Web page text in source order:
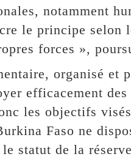
notamment
le principe selon
forces »,
organisé et
efficacement
les objectifs
Faso ne
statut de la